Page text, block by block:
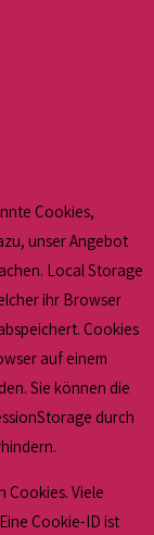
Cookies,
unser Angebot
Local Storage
ihr Browser
Cookies
auf einem
Sie können die
durch
Cookies. Viele
Cookie-ID ist